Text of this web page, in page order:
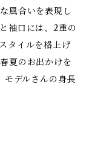
風合いを表現し
袖口には、2重の
タイルを格上げ
夏のお出かけを
デルさんの身長